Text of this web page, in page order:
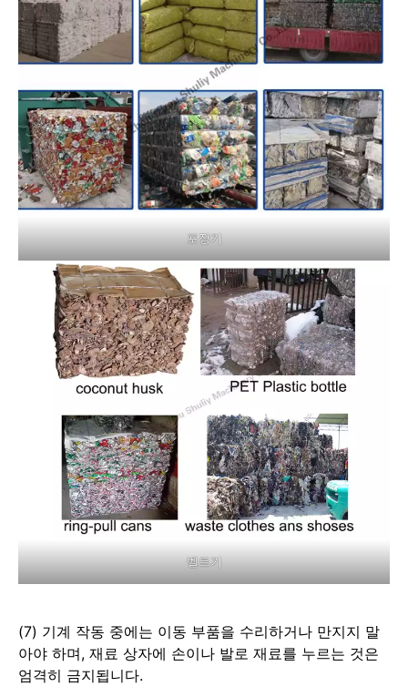
포장기
벨트기
(7) 기계 작동 중에는 이동 부품을 수리하거나 만지지 말
아야 하며, 재료 상자에 손이나 발로 재료를 누르는 것은
엄격히 금지됩니다.